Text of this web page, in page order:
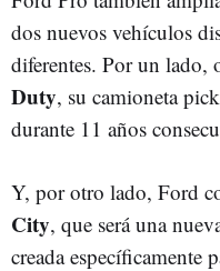
dos nuevos vehículos
diferentes. Por un lado,
Duty, su camioneta
durante 11 años
Y, por otro lado, Ford
City, que será una
creada específicamente